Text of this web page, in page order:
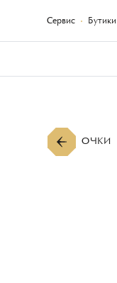
Сервис Бутики
ОЧКИ